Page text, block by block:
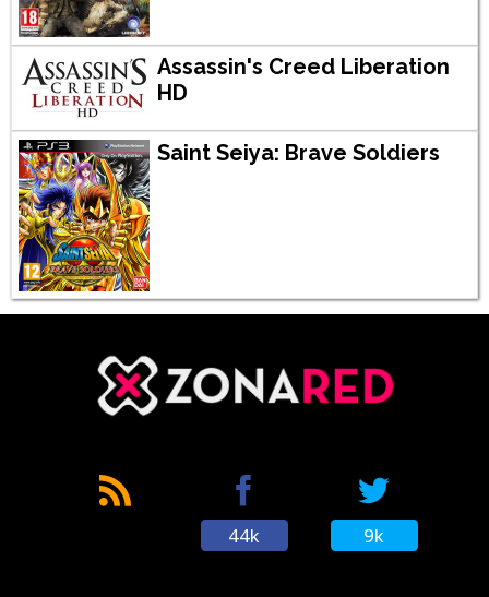
Assassin's Creed Liberation
HD
Saint Seiya: Brave Soldiers
44k 9k